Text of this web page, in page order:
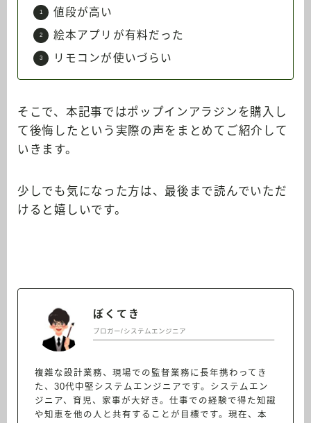
値段が高い
絵本アプリが有料だった
リモコンが使いづらい
そこで、本記事ではポップインアラジンを購入し
て後悔したという実際の声をまとめてご紹介して
いきます。
少しでも気になった方は、最後まで読んでいただ
けると嬉しいです。
ぼくてき
ブロガー/システムエンジニア
複雑な設計業務、現場での監督業務に長年携わってき
た、30代中堅システムエンジニアです。システムエン
ジニア、育児、家事が大好き。仕事での経験で得た知識
や知恵を他の人と共有することが目標です。現在、本